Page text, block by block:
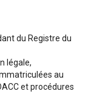
du Registre du
légale,
au
et procédures